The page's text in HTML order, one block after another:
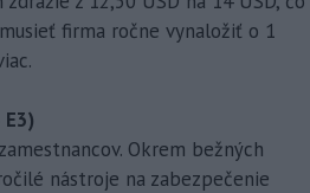
firma ročne vynaložiť o 1
Okrem bežných
nástroje na zabezpečenie